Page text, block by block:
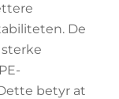
De
betyr at